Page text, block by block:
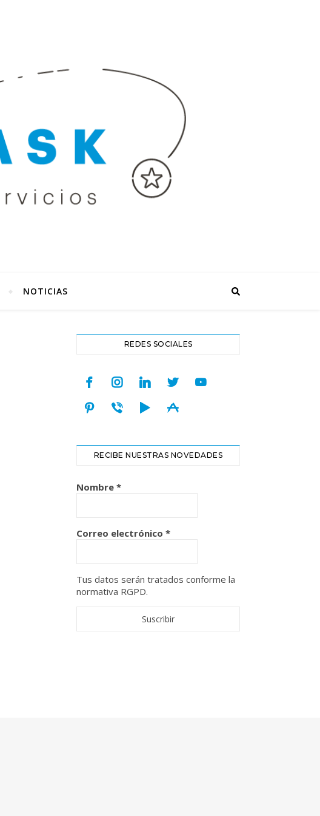
NOTICIAS
REDES SOCIALES
facebookinstagramlinkedintwitteryoutube
pinterest
viber play appstore
RECIBE NUESTRAS NOVEDADES
Nombre *
Correo electrónico *
Tus datos serán tratados conforme la
normativa RGPD.